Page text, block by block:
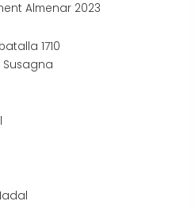
Almenar 2023
1710